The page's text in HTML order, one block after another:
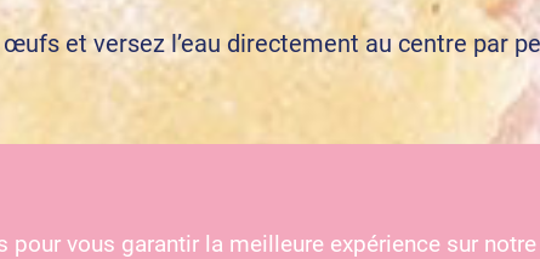
et versez l’eau directement au centre par
afin d’obtenir une pâte homogène et lisse.
à la préparation.
vous garantir la meilleure expérience sur